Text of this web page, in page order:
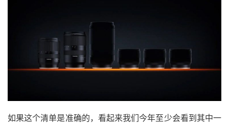
如果这个清单是准确的，看起来我们今年至少会看到其中一